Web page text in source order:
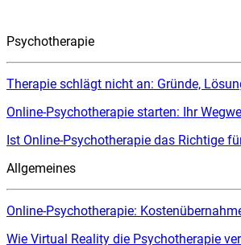
Psychotherapie
Therapie schlägt nicht an: Gründe,
Online-Psychotherapie starten: Ihr
Ist Online-Psychotherapie das Richtige
Allgemeines
Online-Psychotherapie:
Wie Virtual Reality die Psychotherapie